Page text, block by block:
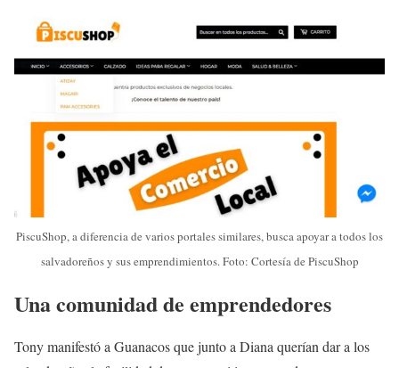
PiscuShop, a diferencia de varios portales similares, busca apoyar a todos los
salvadoreños y sus emprendimientos. Foto: Cortesía de PiscuShop
Una comunidad de emprendedores
Tony manifestó a Guanacos que junto a Diana querían dar a los